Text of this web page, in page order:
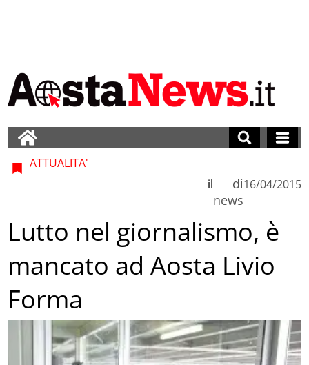
ATTUALITA'
di
news
il 16/04/2015
Lutto nel giornalismo, è
mancato ad Aosta Livio
Forma